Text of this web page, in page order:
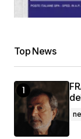
Top News